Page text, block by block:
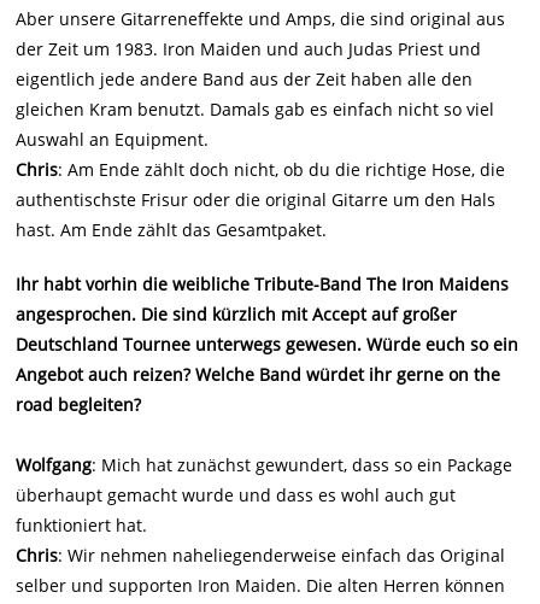
Aber unsere Gitarreneffekte und Amps, die sind original aus
der Zeit um 1983. Iron Maiden und auch Judas Priest und
eigentlich jede andere Band aus der Zeit haben alle den
gleichen Kram benutzt. Damals gab es einfach nicht so viel
Auswahl an Equipment.
Chris: Am Ende zählt doch nicht, ob du die richtige Hose, die
authentischste Frisur oder die original Gitarre um den Hals
hast. Am Ende zählt das Gesamtpaket.
Ihr habt vorhin die weibliche Tribute-Band The Iron Maidens
angesprochen. Die sind kürzlich mit Accept auf großer
Deutschland Tournee unterwegs gewesen. Würde euch so ein
Angebot auch reizen? Welche Band würdet ihr gerne on the
road begleiten?
Wolfgang: Mich hat zunächst gewundert, dass so ein Package
überhaupt gemacht wurde und dass es wohl auch gut
funktioniert hat.
Chris: Wir nehmen naheliegenderweise einfach das Original
selber und supporten Iron Maiden. Die alten Herren können